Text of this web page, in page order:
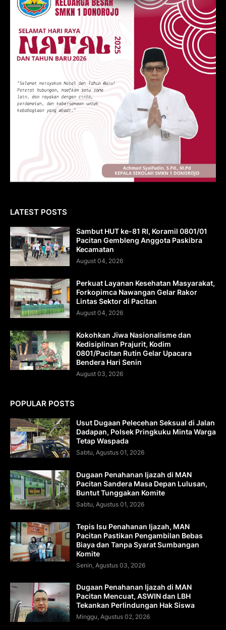
LATEST POSTS
Sambut HUT ke-81 RI, Koramil 0801/01
Pacitan Gembleng Anggota Paskibra
Kecamatan
August 04, 2026
Perkuat Layanan Kesehatan Masyarakat,
Forkopimca Nawangan Gelar Rakor
Lintas Sektor di Pacitan
August 04, 2026
Kokohkan Jiwa Nasionalisme dan
Kedisiplinan Prajurit, Kodim
0801/Pacitan Rutin Gelar Upacara
Bendera Hari Senin
August 03, 2026
POPULAR POSTS
Usut Dugaan Pelecehan Seksual di Jalan
Dadapan, Polsek Pringkuku Minta Warga
Tetap Waspada
Sabtu, Agustus 01, 2026
Dugaan Penahanan Ijazah di MAN
Pacitan Sandera Masa Depan Lulusan,
Buntut Tunggakan Komite
Sabtu, Agustus 01, 2026
Tepis Isu Penahanan Ijazah, MAN
Pacitan Pastikan Pengambilan Bebas
Biaya dan Tanpa Syarat Sumbangan
Komite
Senin, Agustus 03, 2026
Dugaan Penahanan Ijazah di MAN
Pacitan Mencuat, ASWIN dan LBH
Tekankan Perlindungan Hak Siswa
Minggu, Agustus 02, 2026